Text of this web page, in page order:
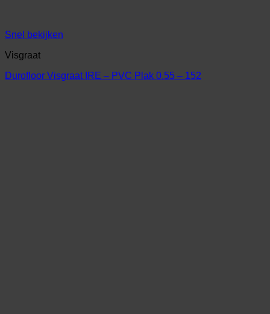
Snel bekijken
Visgraat
Durofloor Visgraat IRE – PVC Plak 0.55 – 152